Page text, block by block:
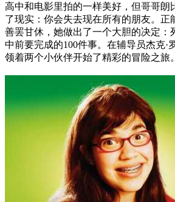
高中和电影里拍的一样美好，但哥哥朗
了现实：你会失去现在所有的朋友。正
善罢甘休，她做出了一个大胆的决定：
中前要完成的100件事。在辅导员杰克·
领着两个小伙伴开始了精彩的冒险之旅。